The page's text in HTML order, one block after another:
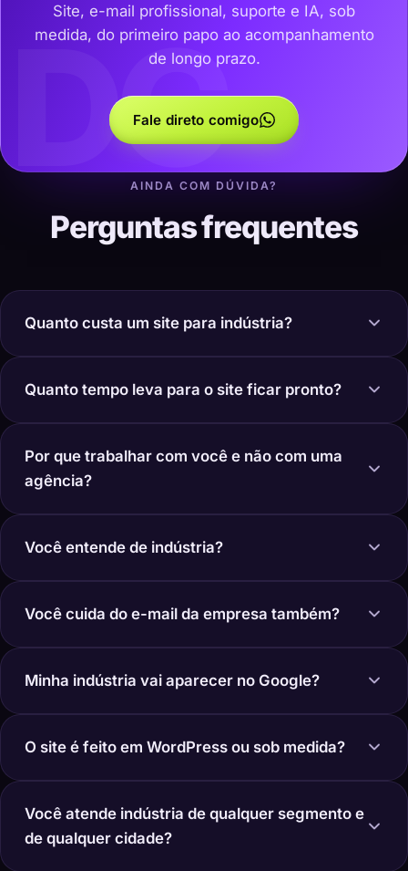
DC
Site, e-mail profissional, suporte e IA, sob
medida, do primeiro papo ao acompanhamento
de longo prazo.
Fale direto comigo
AINDA COM DÚVIDA?
Perguntas frequentes
Quanto custa um site para indústria?
Quanto tempo leva para o site ficar pronto?
Por que trabalhar com você e não com uma
agência?
Você entende de indústria?
Você cuida do e-mail da empresa também?
Minha indústria vai aparecer no Google?
O site é feito em WordPress ou sob medida?
Você atende indústria de qualquer segmento e
de qualquer cidade?